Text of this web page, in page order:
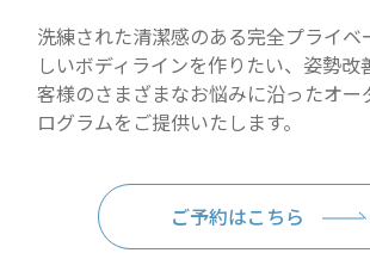
洗練された清潔感のある完全プライベ
しいボディラインを作りたい、姿勢改
客様のさまざまなお悩みに沿ったオー
ログラムをご提供いたします。
ご予約はこちら